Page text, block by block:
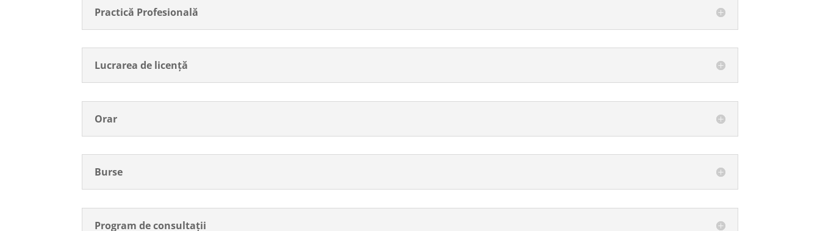
Practică Profesională
Lucrarea de licență
Orar
Burse
Program de consultații